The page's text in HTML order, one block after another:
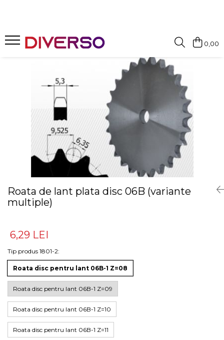
MULTIMATERIAL
0,00
Roata de lant plata disc 06B (variante
multiple)
6,29 LEI
Tip produs 1801-2:
Roata disc pentru lant 06B-1 Z=08
Roata disc pentru lant 06B-1 Z=09
Roata disc pentru lant 06B-1 Z=10
Roata disc pentru lant 06B-1 Z=11